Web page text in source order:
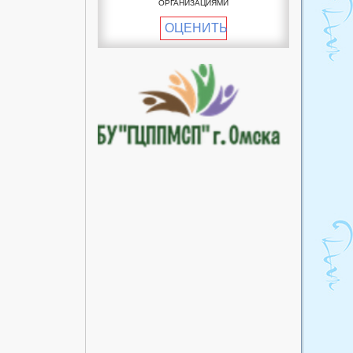
Пучковский фельдшерско-
акушерский пункт
Рославский фельдшерско-
акушерский пункт
Улендыкульский
фельдшерско-акушерский
пункт
Хуторский фельдшерско-
ОРГАНИЗАЦИЯМИ
ОЦЕНИТЬ